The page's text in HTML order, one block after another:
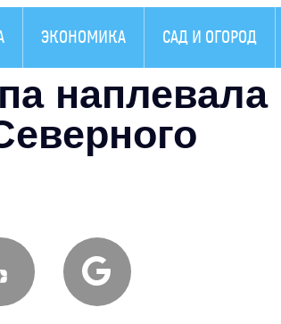
ЭКОНОМИКА САД И ОГОРОД
наплевала